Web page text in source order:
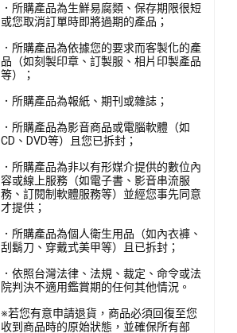
．所購產品為生鮮易腐類、保存期限很短
或您取消訂單時即將過期的產品；
．所購產品為依據您的要求而客製化的產
品（如刻製印章、訂製服、相片印製產品
等）；
．所購產品為報紙、期刊或雜誌；
．所購產品為影音商品或電腦軟體（如
CD、DVD等）且您已拆封；
．所購產品為非以有形媒介提供的數位內
容或線上服務（如電子書、影音串流服
務、訂閱制軟體服務等）並經您事先同意
才提供；
．所購產品為個人衛生用品（如內衣褲、
刮鬍刀、穿戴式美甲等）且已拆封；
．依照台灣法律、法規、裁定、命令或法
院判決不適用鑑賞期的任何其他情況。
※若您有意申請退貨，商品必須回復至您
收到商品時的原始狀態，並確保所有部